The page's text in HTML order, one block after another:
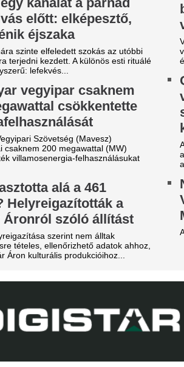
meg a Real
City
a
játékosát
letépte
VAR közbeszólt.
Dzsudzsákék
szaladtak bele a
A DVSC mellett az ETO is
játéknapon.
Karnyújtásnyira a
megállapodás:
győzte meg a
maradásról!
szerződéshosszabbítása a
Fabrizio Romano szerint
közbelépése hozta meg az
tárgyalásokon.
EL-lapszemle: "A
hipnotizálta az
pofon a lengyel
Górnik-edző
Górnik Zabrzét az Európa
találkozót az ellenfélnél.
A Real Madrid